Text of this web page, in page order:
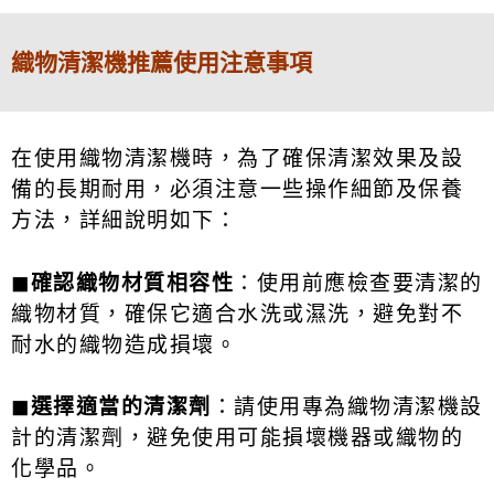
織物清潔機推薦使用注意事項
在使用織物清潔機時，為了確保清潔效果及設
備的長期耐用，必須注意一些操作細節及保養
方法，詳細說明如下：
◼確認織物材質相容性 ：使用前應檢查要清潔的
織物材質，確保它適合水洗或濕洗，避免對不
耐水的織物造成損壞。
◼選擇適當的清潔劑 ：請使用專為織物清潔機設
計的清潔劑，避免使用可能損壞機器或織物的
化學品。